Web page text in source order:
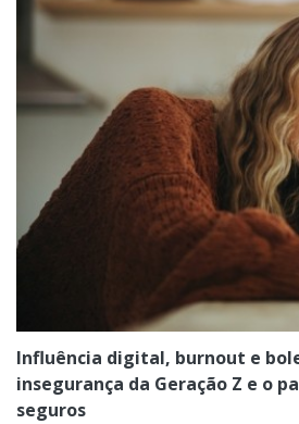
Influência digital, burnout e
insegurança da Geração Z e o
seguros